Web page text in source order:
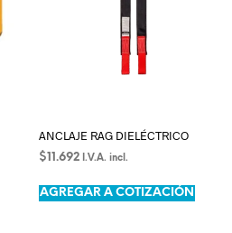
ANCLAJE RAG DIELÉCTRICO
$11.692 I.V.A. incl.
AGREGAR A COTIZACIÓN